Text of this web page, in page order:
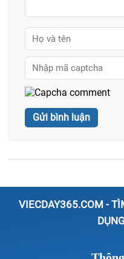
0588.585.257
Đường Thượng,